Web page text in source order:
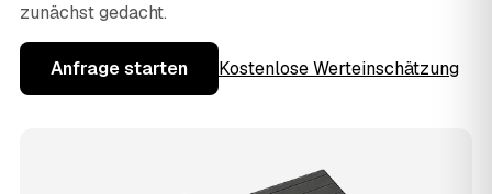
zunächst gedacht.
Anfrage starten Kostenlose Werteinschätzung